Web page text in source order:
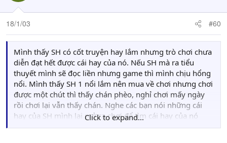
18/1/03 #60
Mình thấy SH có cốt truyện hay lắm nhưng trò chơi chưa
diễn đạt hết được cái hay của nó. Nếu SH mà ra tiểu
thuyết mình sẽ đọc liền nhưng game thì mình chịu hổng
nổi. Mình thấy SH 1 nổi lắm nên mua về chơi nhưng chơi
được một chút thì thấy chán phèo, nghỉ chơi mấy ngày
rồi chơi lại vẫn thấy chán. Nghe các bạn nói những cái
hay của SH mình lại mở ra chơi để tìm cái hay của nó
nhưng chỉ 2 tiếng là cùng, dẹp lun. Mấy lần như thế
Click to expand...